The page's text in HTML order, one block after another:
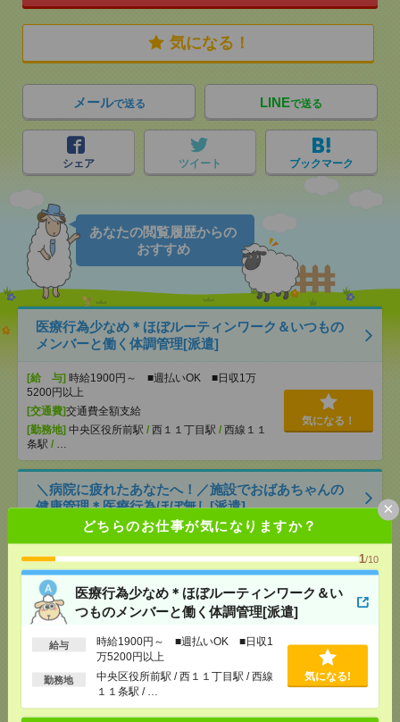
どちらのお仕事が気になりますか？
1/10
医療行為少なめ＊ほぼルーティンワーク＆い
つものメンバーと働く体調管理[派遣]
給与
時給1900円～ ■週払いOK ■日収1
万5200円以上
勤務地
中央区役所前駅 / 西１１丁目駅 / 西線
１１条駅 / …
気になる!
×
気になる！
メールで送る LINEで送る
シェア ツイート ブックマーク
あなたの閲覧履歴からの
おすすめ
医療行為少なめ＊ほぼルーティンワーク＆いつもの
メンバーと働く体調管理[派遣]
[給 与] 時給1900円～ ■週払いOK ■日収1万
5200円以上
[交通費]交通費全額支給
[勤務地] 中央区役所前駅 / 西１１丁目駅 / 西線１１
条駅 / …
気になる！
＼病院に疲れたあなたへ！／施設でおばあちゃんの
健康管理＊医療行為ほぼ無し[派遣]
[給 与]時給1900円～ ■週払いOK ■日収1万
5200円以上
[交通費]交通費全額支給
[勤務地]
円山公園駅/東屯田通駅/電車事業所前駅/
…
【30名×年齢不問】夏ギフトのコツコツデータ入力！
週3日・4時間～OK＊電話なし[派遣]